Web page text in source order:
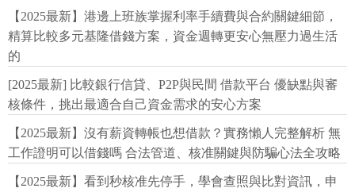
【2025最新】港邊上班族掌握利率手續費與合約關鍵細節，
精算比較多元基隆借錢方案，資金週轉更安心無壓力過生活
的
[2025最新] 比較銀行信貸、P2P與民間 借款平台 優缺點與審
核條件，挑出最適合自己資金需求的安心方案
【2025最新】沒有薪資轉帳也想借款？實務懶人完整解析 無
工作證明可以借錢嗎 合法管道、核准關鍵與防騙心法全攻略
【2025最新】看到秒核准先停手，學會查照與比對資訊，申